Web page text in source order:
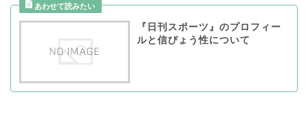
『日刊スポーツ』のプロフィー
ルと信ぴょう性について